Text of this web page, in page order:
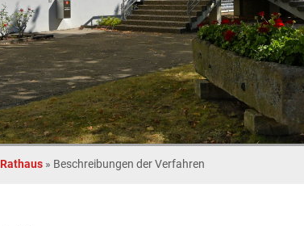
Rathaus » Beschreibungen der Verfahren